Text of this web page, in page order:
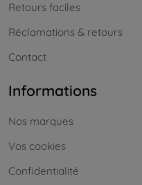
Retours faciles
Réclamations & retours
Contact
Informations
Nos marques
Vos cookies
Confidentialité